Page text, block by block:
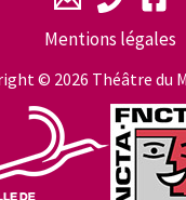
Mentions légales
© 2026 Théâtre du